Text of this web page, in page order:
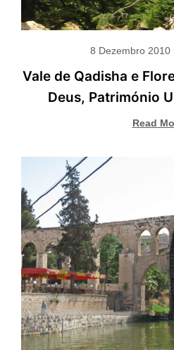
8 Dezembro 2010
Vale de Qadisha e
Deus, Património
Read